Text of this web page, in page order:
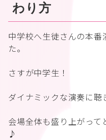
わり方
中学校へ生徒さんの本
た。
さすが中学生！
ダイナミックな演奏に聴
会場全体も盛り上がって
♪